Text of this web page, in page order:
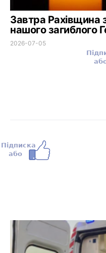
Завтра Рахівщина
нашого загиблого
2026-07-05